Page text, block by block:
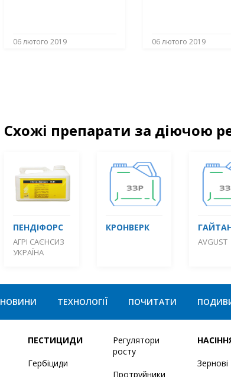
06 лютого 2019 06 лютого 2019
Схожі препарати за діючою
ПЕНДІФОРС
АГРІ САЄНСИЗ
УКРАЇНА
КРОНВЕРК
AVGUST
НОВИНИ ТЕХНОЛОГІЇ ПОЧИТАТИ
ПЕСТИЦИДИ
Гербіциди
Регулятори
росту
Протруйники
Зернові